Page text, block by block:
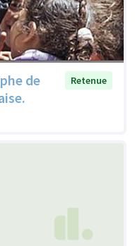
de
Retenue